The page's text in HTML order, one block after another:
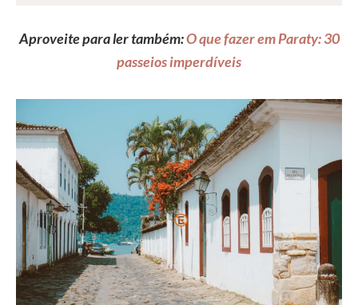
Aproveite para ler também:O que fazer em Paraty: 30
passeios imperdíveis